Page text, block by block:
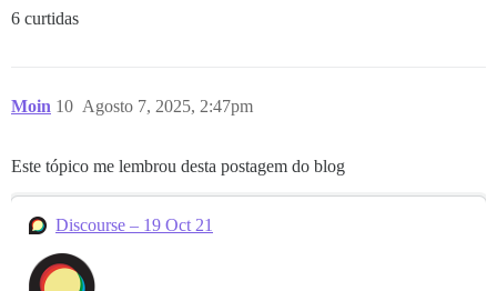
6 curtidas
Moin Agosto 7, 2025, 2:47pm
10
Este tópico me lembrou desta postagem do blog
Discourse – 19 Oct 21